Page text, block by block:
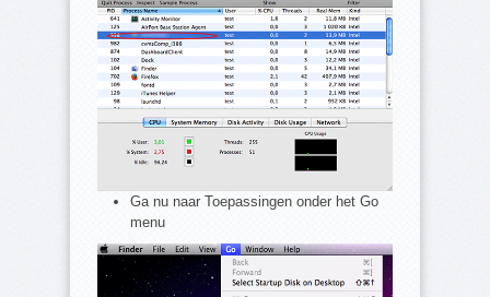
Ga nu naar Toepassingen onder het Go
menu